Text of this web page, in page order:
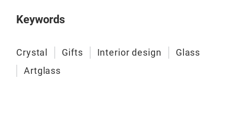
Keywords
Crystal Gifts Interior design
Glass
Artglass